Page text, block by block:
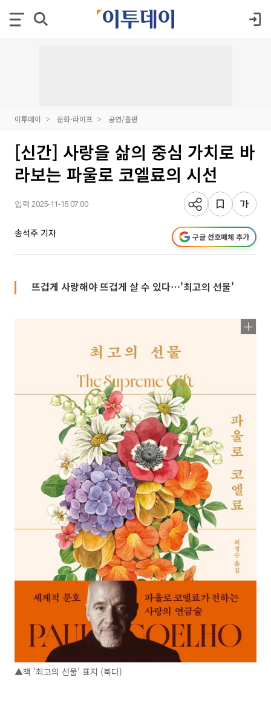
이투데이 문화·라이프 공연/출판
[신간] 사랑을 삶의 중심 가치로 바
라보는 파울로 코엘료의 시선
입력 2025-11-15 07:00
송석주 기자 구글 선호매체 추가
뜨겁게 사랑해야 뜨겁게 살 수 있다⋯'최고의 선물'
▲책 '최고의 선물' 표지 (북다)